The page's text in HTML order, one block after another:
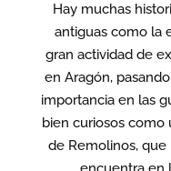
Hay muchas
antiguas como la
gran actividad de
en Aragón,
importancia en las
bien curiosos como
de Remolinos,